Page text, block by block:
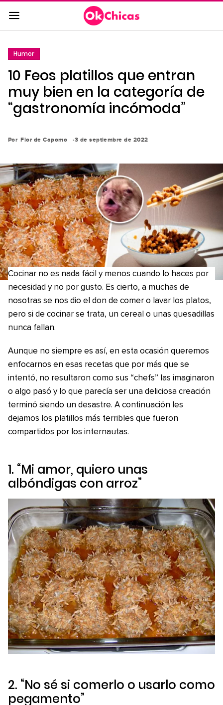
Saltar
al
contenido
la
navegación
principal
Humor
10 Feos platillos que entran
muy bien en la categoría de
“gastronomía incómoda”
Por Flor de Capomo 3 de septiembre de 2022
Cocinar no es nada fácil y menos cuando lo haces por
necesidad y no por gusto. Es cierto, a muchas de
nosotras se nos dio el don de comer o lavar los platos,
pero si de cocinar se trata, un cereal o unas quesadillas
nunca fallan.
Aunque no siempre es así, en esta ocasión queremos
enfocarnos en esas recetas que por más que se
intentó, no resultaron como sus “chefs” las imaginaron
o algo pasó y lo que parecía ser una deliciosa creación
terminó siendo un desastre. A continuación les
dejamos los platillos más terribles que fueron
compartidos por los internautas.
1. “Mi amor, quiero unas
albóndigas con arroz”
2. “No sé si comerlo o usarlo como
pegamento”